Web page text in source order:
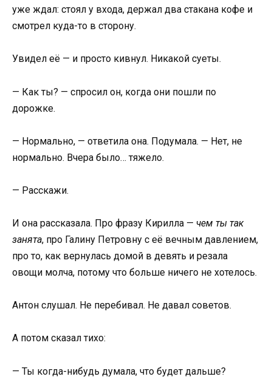
уже ждал: стоял у входа, держал два стакана кофе и
смотрел куда-то в сторону.
Увидел её — и просто кивнул. Никакой суеты.
— Как ты? — спросил он, когда они пошли по
дорожке.
— Нормально, — ответила она. Подумала. — Нет, не
нормально. Вчера было… тяжело.
— Расскажи.
И она рассказала. Про фразу Кирилла — чем ты так
занята, про Галину Петровну с её вечным давлением,
про то, как вернулась домой в девять и резала
овощи молча, потому что больше ничего не хотелось.
Антон слушал. Не перебивал. Не давал советов.
А потом сказал тихо:
— Ты когда-нибудь думала, что будет дальше?